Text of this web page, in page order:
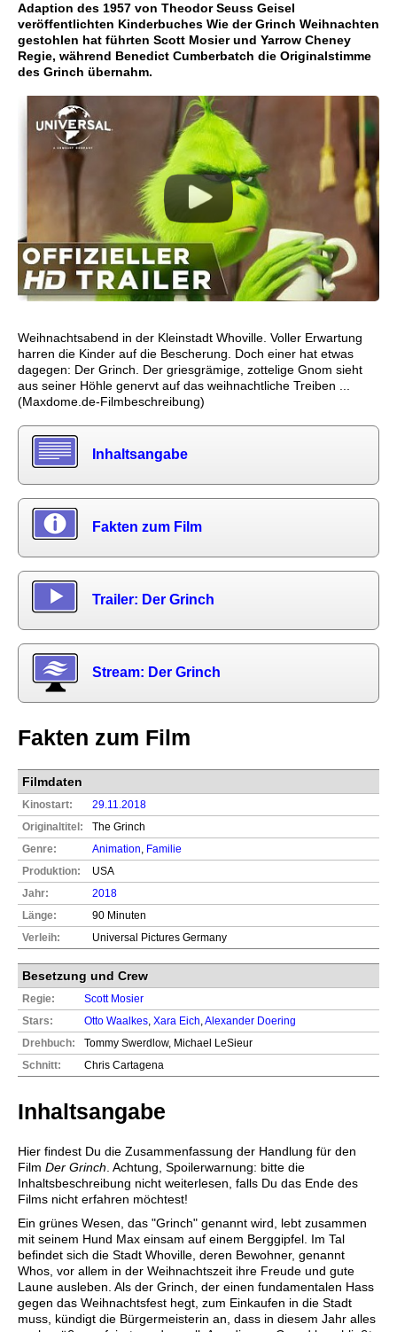
Adaption des 1957 von Theodor Seuss Geisel
veröffentlichten Kinderbuches Wie der Grinch Weihnachten
gestohlen hat führten Scott Mosier und Yarrow Cheney
Regie, während Benedict Cumberbatch die Originalstimme
des Grinch übernahm.
Weihnachtsabend in der Kleinstadt Whoville. Voller Erwartung
harren die Kinder auf die Bescherung. Doch einer hat etwas
dagegen: Der Grinch. Der griesgrämige, zottelige Gnom sieht
aus seiner Höhle genervt auf das weihnachtliche Treiben ...
(Maxdome.de-Filmbeschreibung)
Inhaltsangabe
Fakten zum Film
Trailer: Der Grinch
Stream: Der Grinch
Fakten zum Film
Filmdaten
Kinostart:
29.11.2018
Originaltitel:
The Grinch
Genre:
Animation Familie
Produktion:
USA
Jahr:
2018
Länge:
90 Minuten
Verleih:
Universal Pictures Germany
Besetzung und Crew
Regie:
Scott Mosier
Stars:
Otto Waalkes Xara Eich Alexander Doering
Drehbuch:
Tommy Swerdlow, Michael LeSieur
Schnitt:
Chris Cartagena
Inhaltsangabe
Hier findest Du die Zusammenfassung der Handlung für den
Film Der Grinch . Achtung, Spoilerwarnung: bitte die
Inhaltsbeschreibung nicht weiterlesen, falls Du das Ende des
Films nicht erfahren möchtest!
Ein grünes Wesen, das "Grinch" genannt wird, lebt zusammen
mit seinem Hund Max einsam auf einem Berggipfel. Im Tal
befindet sich die Stadt Whoville, deren Bewohner, genannt
Whos, vor allem in der Weihnachtszeit ihre Freude und gute
Laune ausleben. Als der Grinch, der einen fundamentalen Hass
gegen das Weihnachtsfest hegt, zum Einkaufen in die Stadt
muss, kündigt die Bürgermeisterin an, dass in diesem Jahr alles